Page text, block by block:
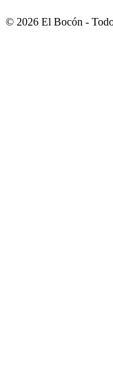
© 2026 El Bocón -